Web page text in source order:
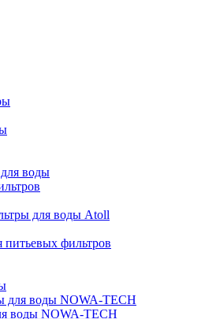
воды
для воды Atoll
фильтров
для воды NOWA-TECH
воды NOWA-TECH